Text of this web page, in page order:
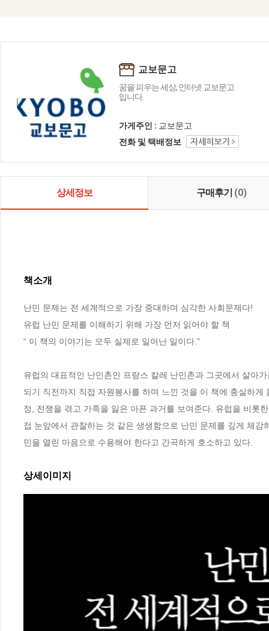
교보문고
꿈을 피우는 세상, 인터넷 교보문고
입니다.
가게주인 : 교보문고
전화 및 택배정보
상세정보 구매후기 (0)
책소개
난민 문제는 전 세계적으로 가장 중대하며 심각한 사회문제다!
유럽 난민 문제를 이해하기 위해 가장 먼저 읽어야 할 책
“ 이 책의 이야기는 모두 실제로 일어난 일이다.”
유럽의 대표적인 난민촌인 프랑스 칼레 난민촌과 그곳에서 살아
되기 직전까지 직접 자원봉사를 하며 느낀 것을 이 책에 충실하
정, 전쟁을 겪고 가족을 잃은 아픈 과거를 보여준다. 유럽을 비롯
접 눈앞에서 관찰하는 것 같은 생생함으로 난민 문제를 깊게 체
민을 열린 마음으로 수용해야 한다고 간곡하게 호소하고 있다.
상세이미지